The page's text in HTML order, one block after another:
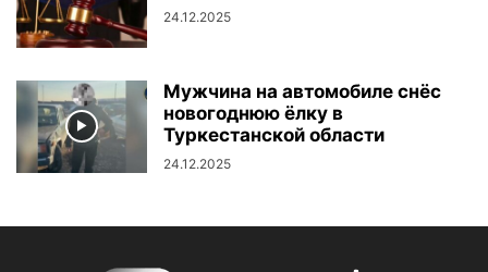
24.12.2025
Мужчина на автомобиле снёс
новогоднюю ёлку в
Туркестанской области
24.12.2025